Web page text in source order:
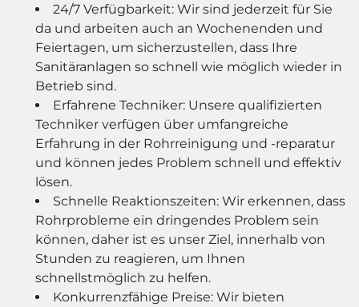
24/7 Verfügbarkeit: Wir sind jederzeit für Sie
da und arbeiten auch an Wochenenden und
Feiertagen, um sicherzustellen, dass Ihre
Sanitäranlagen so schnell wie möglich wieder in
Betrieb sind.
Erfahrene Techniker: Unsere qualifizierten
Techniker verfügen über umfangreiche
Erfahrung in der Rohrreinigung und -reparatur
und können jedes Problem schnell und effektiv
lösen.
Schnelle Reaktionszeiten: Wir erkennen, dass
Rohrprobleme ein dringendes Problem sein
können, daher ist es unser Ziel, innerhalb von
Stunden zu reagieren, um Ihnen
schnellstmöglich zu helfen.
Konkurrenzfähige Preise: Wir bieten